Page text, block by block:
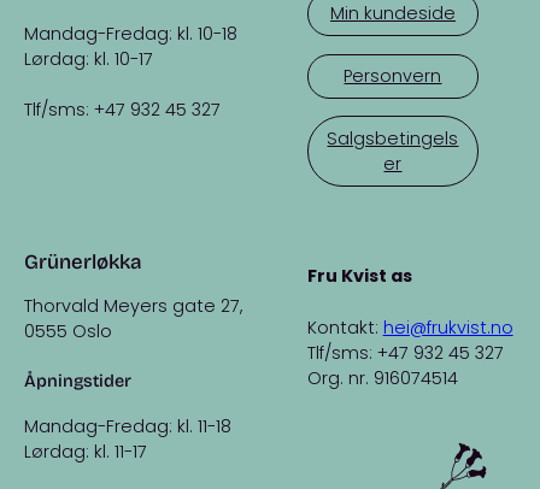
Mandag-Fredag: kl. 10-18
Lørdag: kl. 10-17
Tlf/sms: +47 932 45 327
Grünerløkka
Thorvald Meyers gate 27,
0555 Oslo
Åpningstider
Mandag-Fredag: kl. 11-18
Lørdag: kl. 11-17
Min kundeside
Personvern
Salgsbetingels
er
Fru Kvist as
Kontakt: hei@frukvist.no
Tlf/sms: +47 932 45 327
Org. nr. 916074514